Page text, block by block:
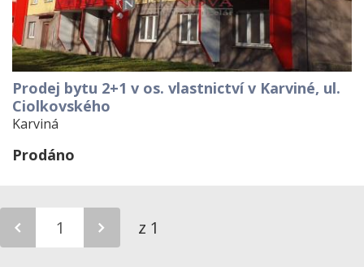
Prodej bytu 2+1 v os. vlastnictví v Karviné, ul.
Ciolkovského
Karviná
Prodáno
z 1